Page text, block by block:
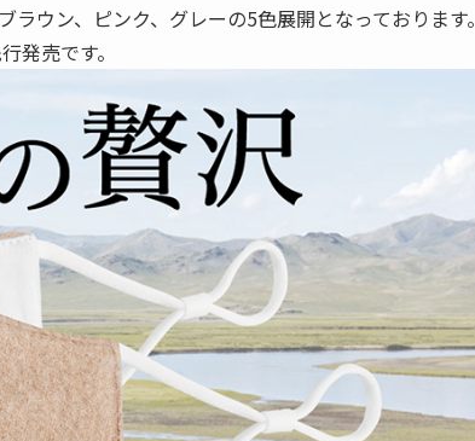
ウン、ピンク、グレーの5色展開となっております。
発売です。